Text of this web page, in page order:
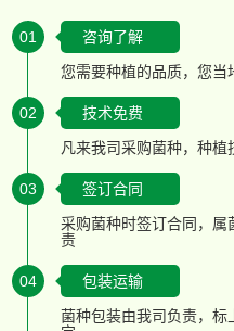
01
咨询了解
您需要种植的品质，您当
02
技术免费
凡来我司采购菌种，种植
03
签订合同
采购菌种时签订合同，属
责
04
包装运输
菌种包装由我司负责，